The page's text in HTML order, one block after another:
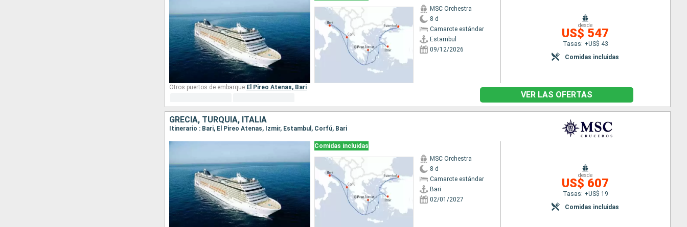
MSC Orchestra
8 d
Camarote estándar
Estambul
09/12/2026
desde
US$ 547
Tasas: +US$ 43
Comidas incluidas
Otros puertos de embarque: El Pireo Atenas, Bari
VER LAS OFERTAS
GRECIA, TURQUÍA, ITALIA
Itinerario : Bari, El Pireo Atenas, Izmir, Estambul, Corfú, Bari
Comidas incluidas
MSC Orchestra
8 d
Camarote estándar
Bari
02/01/2027
desde
US$ 607
Tasas: +US$ 19
Comidas incluidas